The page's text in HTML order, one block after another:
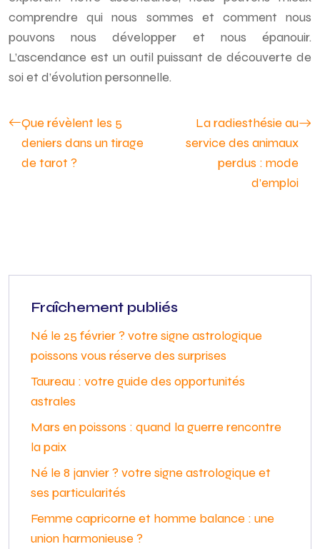
comprendre qui nous sommes et comment nous
pouvons nous développer et nous épanouir.
L’ascendance est un outil puissant de découverte de
soi et d’évolution personnelle.
Que révèlent les 5
deniers dans un tirage
de tarot ?
La radiesthésie au
service des animaux
perdus : mode
d’emploi
Fraîchement publiés
Né le 25 février ? votre signe astrologique
poissons vous réserve des surprises
Taureau : votre guide des opportunités
astrales
Mars en poissons : quand la guerre rencontre
la paix
Né le 8 janvier ? votre signe astrologique et
ses particularités
Femme capricorne et homme balance : une
union harmonieuse ?